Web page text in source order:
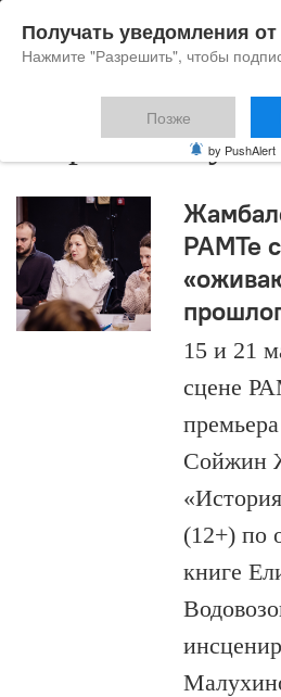
Мария
РАМТе
15 и 21
сцене
Сойжин
(12+) по
книге
Получать уведомления
Нажмите "Разрешить", чтобы
Позже
by PushAlert